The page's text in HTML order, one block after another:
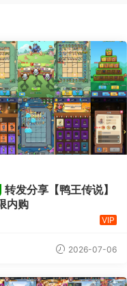
转发分享【鸭王传说】
内购
VIP
2026-07-06